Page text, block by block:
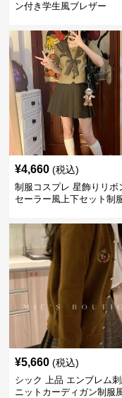
ン付き学生風ブレザー
¥4,660 (税込)
制服コスプレ 星飾りリボ
セーラー風上下セット制
¥5,660 (税込)
シック 上品 エンブレム刺
ニットカーディガン制服